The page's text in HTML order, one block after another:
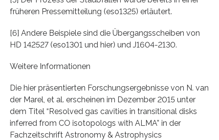
früheren Pressemitteilung (eso1325) erläutert.
[6] Andere Beispiele sind die Übergangsscheiben von
HD 142527 (eso1301 und hier) und J1604-2130.
Weitere Informationen
Die hier präsentierten Forschungsergebnisse von N. van
der Marel, et al. erscheinen im Dezember 2015 unter
dem Titel “Resolved gas cavities in transitional disks
inferred from CO isotopologs with ALMA” in der
Fachzeitschrift Astronomy & Astrophysics